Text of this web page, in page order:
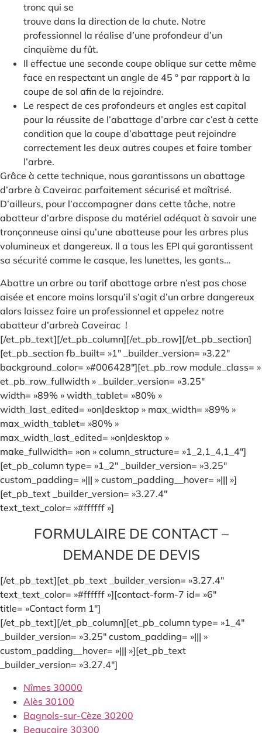
tronc qui se
trouve dans la direction de la chute. Notre
professionnel la réalise d’une profondeur d’un
cinquième du fût.
Il effectue une seconde coupe oblique sur cette même
face en respectant un angle de 45 ° par rapport à la
coupe de sol afin de la rejoindre.
Le respect de ces profondeurs et angles est capital
pour la réussite de l’abattage d’arbre car c’est à cette
condition que la coupe d’abattage peut rejoindre
correctement les deux autres coupes et faire tomber
l’arbre.
Grâce à cette technique, nous garantissons un abattage
d’arbre à Caveirac parfaitement sécurisé et maîtrisé.
D’ailleurs, pour l’accompagner dans cette tâche, notre
abatteur d’arbre dispose du matériel adéquat à savoir une
tronçonneuse ainsi qu’une abatteuse pour les arbres plus
volumineux et dangereux. Il a tous les EPI qui garantissent
sa sécurité comme le casque, les lunettes, les gants…
Abattre un arbre ou tarif abattage arbre n’est pas chose
aisée et encore moins lorsqu’il s’agit d’un arbre dangereux
alors laissez faire un professionnel et appelez notre
abatteur d’arbreà Caveirac !
[/et_pb_text][/et_pb_column][/et_pb_row][/et_pb_section]
[et_pb_section fb_built= »1″ _builder_version= »3.22″
background_color= »#006428″][et_pb_row module_class= »
et_pb_row_fullwidth » _builder_version= »3.25″
width= »89% » width_tablet= »80% »
width_last_edited= »on|desktop » max_width= »89% »
max_width_tablet= »80% »
max_width_last_edited= »on|desktop »
make_fullwidth= »on » column_structure= »1_2,1_4,1_4″]
[et_pb_column type= »1_2″ _builder_version= »3.25″
custom_padding= »||| » custom_padding__hover= »||| »]
[et_pb_text _builder_version= »3.27.4″
text_text_color= »#ffffff »]
FORMULAIRE DE CONTACT –
DEMANDE DE DEVIS
[/et_pb_text][et_pb_text _builder_version= »3.27.4″
text_text_color= »#ffffff »][contact-form-7 id= »6″
title= »Contact form 1″]
[/et_pb_text][/et_pb_column][et_pb_column type= »1_4″
_builder_version= »3.25″ custom_padding= »||| »
custom_padding__hover= »||| »][et_pb_text
_builder_version= »3.27.4″]
Nîmes 30000
Alès 30100
Bagnols-sur-Cèze 30200
Beaucaire 30300